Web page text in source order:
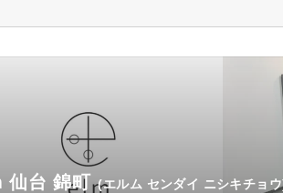
仙台 錦町 (エルム センダイ ニシキチョ